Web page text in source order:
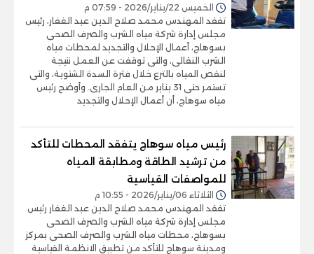
الخميس 22/يناير/2026 - 07:59 م
تفقد المهندس محمد صلاح الدين عبد الغفار، رئيس
مجلس إدارة شركة مياه الشرب والصرف الصحى
بسوهاج، أعمال الإحلال والتجديد لمحطات مياه
الشرب النقالى، والتى توقفت عن العمل نتيجة
لنقص المياه بالترع خلال فترة السدة الشتوية، والتى
تستمر حتى 31 يناير من العام الجارى. وأوضح رئيس
مياه سوهاج، أن أعمال الإحلال والتجديد
رئيس مياه سوهاج يتفقد المحطات للتأكد
من ترشيد الطاقة ومطابقة المياه
للمواصفات القياسية
الثلاثاء 06/يناير/2026 - 10:55 م
تفقد المهندس محمد صلاح الدين عبد الغفار رئيس
مجلس إدارة شركة مياه الشرب والصرف الصحى
بسوهاج، محطات مياه الشرب والصرف الصحى بمركز
ومدينة سوهاج للتأكد من تطبيق الانظمة القياسية